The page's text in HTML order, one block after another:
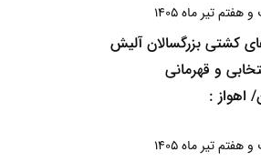
تير ماه 1405
کشتی بزرگسالان آلیش
و قهرمانی
اهواز :
تير ماه 1405